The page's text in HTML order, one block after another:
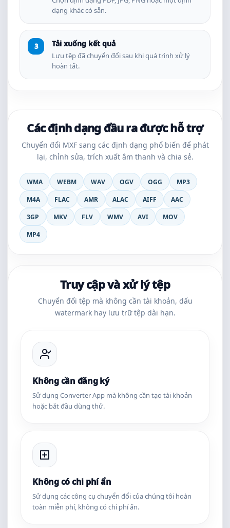
dạng khác có sẵn.
Tải xuống kết quả
Lưu tệp đã chuyển đổi sau khi quá trình xử lý
hoàn tất.
Các định dạng đầu ra được hỗ trợ
Chuyển đổi MXF sang các định dạng phổ biến để phát
lại, chỉnh sửa, trích xuất âm thanh và chia sẻ.
WMA WEBM WAV OGV OGG
MP3
M4A
FLAC AMR ALAC AIFF
AAC
3GP
MKV FLV WMV AVI
MOV
MP4
Truy cập và xử lý tệp
Chuyển đổi tệp mà không cần tài khoản, dấu
watermark hay lưu trữ tệp dài hạn.
Không cần đăng ký
Sử dụng Converter App mà không cần tạo tài khoản
hoặc bắt đầu dùng thử.
Không có chi phí ẩn
Sử dụng các công cụ chuyển đổi của chúng tôi hoàn
toàn miễn phí, không có chi phí ẩn.